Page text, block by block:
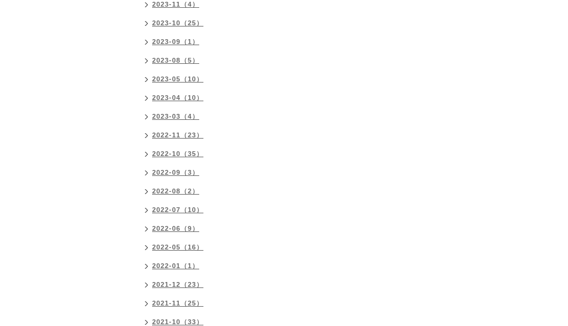
2023-11（4）
2023-10（25）
2023-09（1）
2023-08（5）
2023-05（10）
2023-04（10）
2023-03（4）
2022-11（23）
2022-10（35）
2022-09（3）
2022-08（2）
2022-07（10）
2022-06（9）
2022-05（16）
2022-01（1）
2021-12（23）
2021-11（25）
2021-10（33）